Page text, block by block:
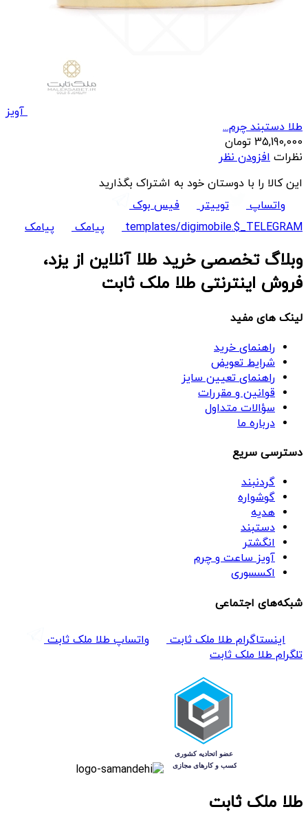
آویز
طلا دستبند چرم...
35,190,000 تومان
نظرات افزودن نظر
این کالا را با دوستان خود به اشتراک بگذارید
واتساپ
توییتر
فیس بوک
templates/digimobile.$_TELEGRAM
پیامک پیامک
وبلاگ تخصصی خرید طلا آنلاین از یزد،
فروش اینترنتی طلا ملک ثابت
لینک های مفید
راهنمای خرید
شرایط تعویض
راهنمای تعیین سایز
قوانین و مقررات
سؤالات متداول
درباره ما
دسترسی سریع
گردنبند
گوشواره
هدیه
دستبند
انگشتر
آویز ساعت و چرم
اکسسوری
شبکه‌های اجتماعی
اینستاگرام طلا ملک ثابت
واتساپ طلا ملک ثابت
تلگرام طلا ملک ثابت
طلا ملک ثابت